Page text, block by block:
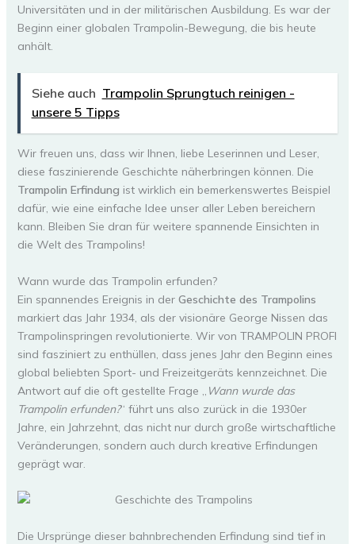
Universitäten und in der militärischen Ausbildung. Es war der
Beginn einer globalen Trampolin-Bewegung, die bis heute
anhält.
Siehe auch Trampolin Sprungtuch reinigen -
unsere 5 Tipps
Wir freuen uns, dass wir Ihnen, liebe Leserinnen und Leser,
diese faszinierende Geschichte näherbringen können. Die
Trampolin Erfindung ist wirklich ein bemerkenswertes Beispiel
dafür, wie eine einfache Idee unser aller Leben bereichern
kann. Bleiben Sie dran für weitere spannende Einsichten in
die Welt des Trampolins!
Wann wurde das Trampolin erfunden?
Ein spannendes Ereignis in der Geschichte des Trampolins
markiert das Jahr 1934, als der visionäre George Nissen das
Trampolinspringen revolutionierte. Wir von TRAMPOLIN PROFI
sind fasziniert zu enthüllen, dass jenes Jahr den Beginn eines
global beliebten Sport- und Freizeitgeräts kennzeichnet. Die
Antwort auf die oft gestellte Frage „ Wann wurde das
Trampolin erfunden?“ führt uns also zurück in die 1930er
Jahre, ein Jahrzehnt, das nicht nur durch große wirtschaftliche
Veränderungen, sondern auch durch kreative Erfindungen
geprägt war.
Die Ursprünge dieser bahnbrechenden Erfindung sind tief in